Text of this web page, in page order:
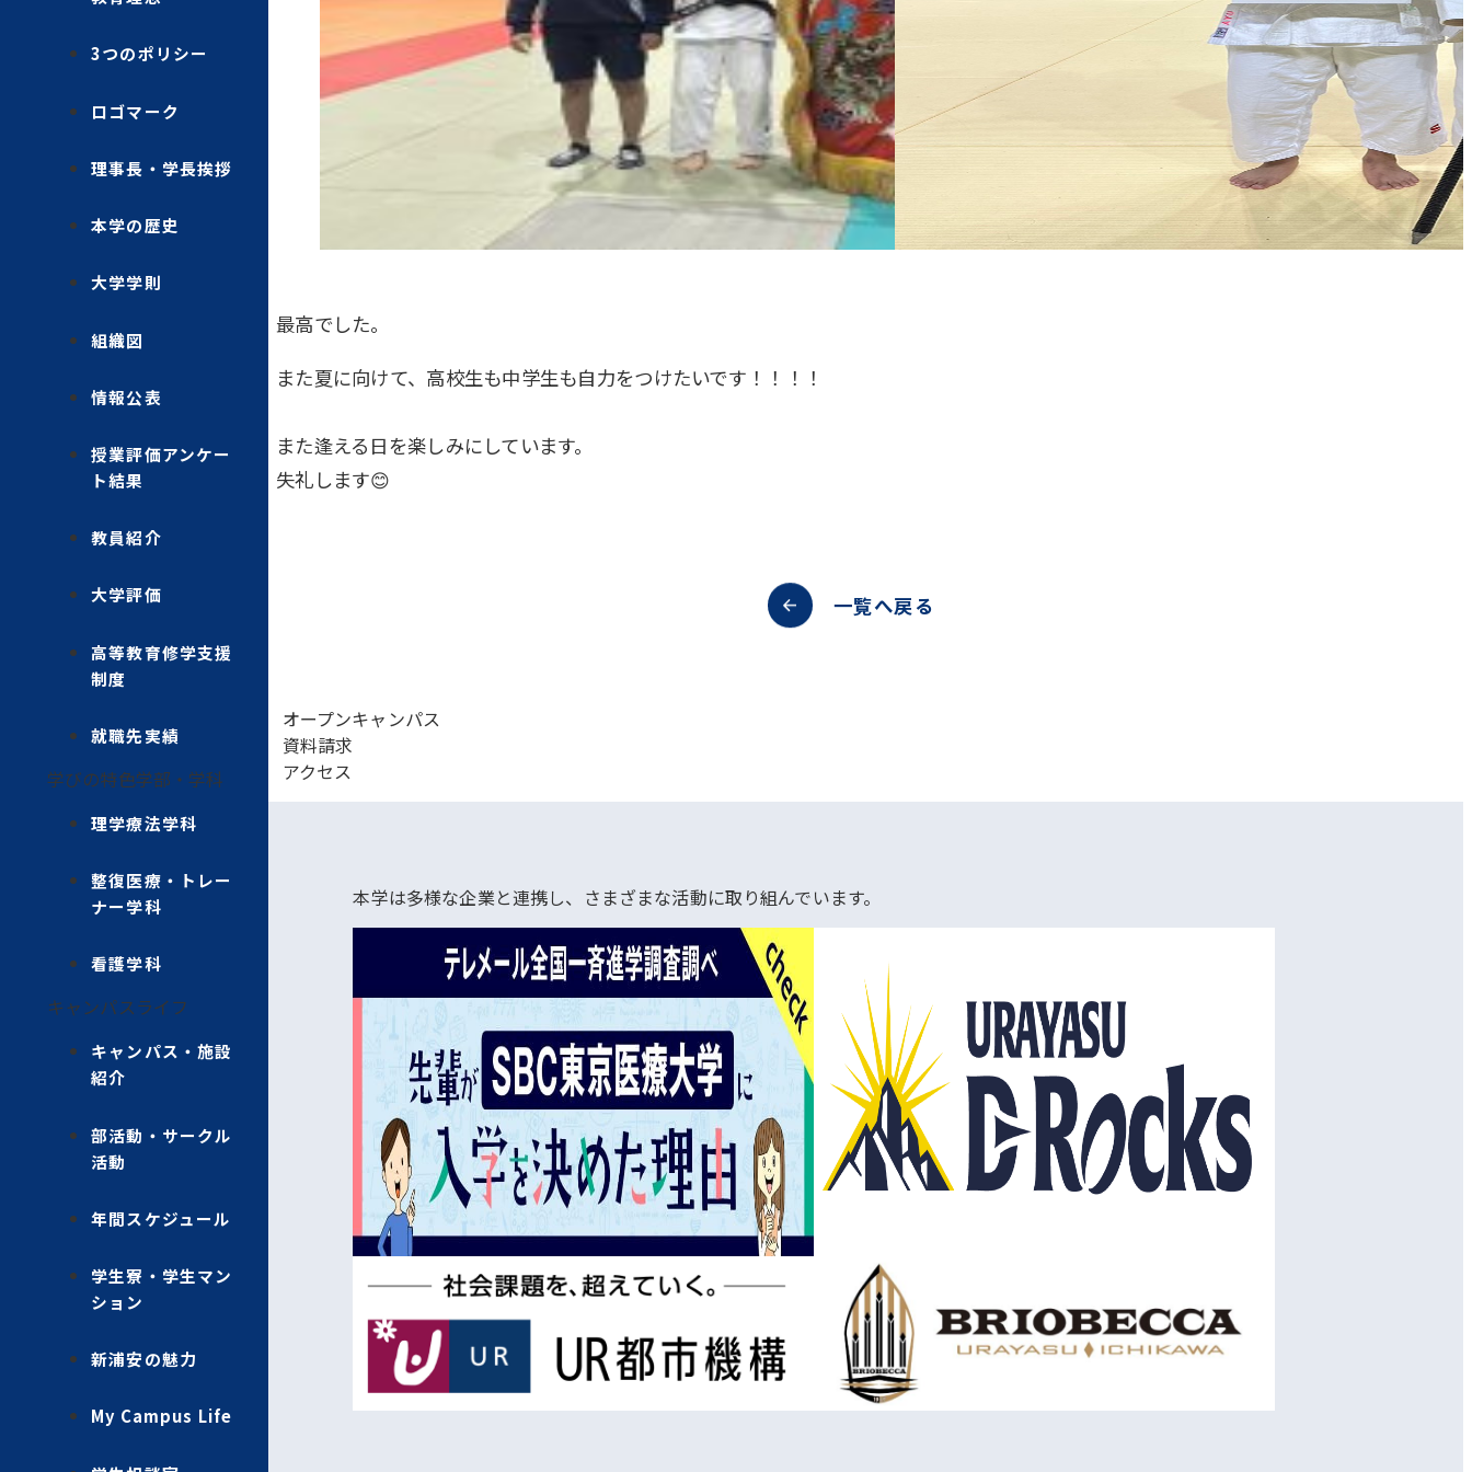
3つのポリシー
ロゴマーク
理事長・学長挨拶
本学の歴史
大学学則
組織図
情報公表
授業評価アンケー
ト結果
教員紹介
大学評価
高等教育修学支援
制度
就職先実績
学びの特色学部・学科
理学療法学科
整復医療・トレー
ナー学科
看護学科
キャンパスライフ
キャンパス・施設
紹介
部活動・サークル
活動
年間スケジュール
学生寮・学生マン
ション
新浦安の魅力
My Campus Life
最高でした。
また夏に向けて、高校生も中学生も自力をつけたいです！！！！
また逢える日を楽しみにしています。
失礼します😊
一覧へ戻る
オープンキャンパス
資料請求
アクセス
本学は多様な企業と連携し、さまざまな活動に取り組んでいます。